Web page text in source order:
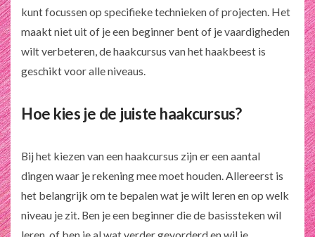
kunt focussen op specifieke technieken of projecten. Het
maakt niet uit of je een beginner bent of je vaardigheden
wilt verbeteren, de haakcursus van het haakbeest is
geschikt voor alle niveaus.
Hoe kies je de juiste haakcursus?
Bij het kiezen van een haakcursus zijn er een aantal
dingen waar je rekening mee moet houden. Allereerst is
het belangrijk om te bepalen wat je wilt leren en op welk
niveau je zit. Ben je een beginner die de basissteken wil